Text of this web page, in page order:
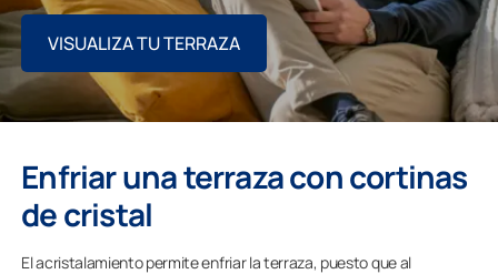
VISUALIZA TU TERRAZA
Enfriar una terraza con cortinas
de cristal
El acristalamiento permite enfriar la terraza, puesto que al